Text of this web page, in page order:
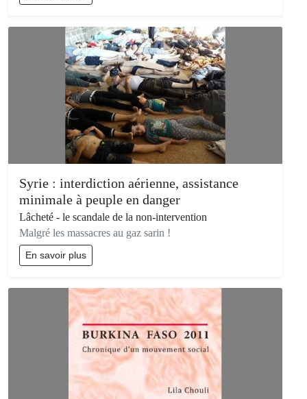
Syrie : interdiction aérienne, assistance
minimale à peuple en danger
Lâcheté - le scandale de la non-intervention
Malgré les massacres au gaz sarin !
En savoir plus